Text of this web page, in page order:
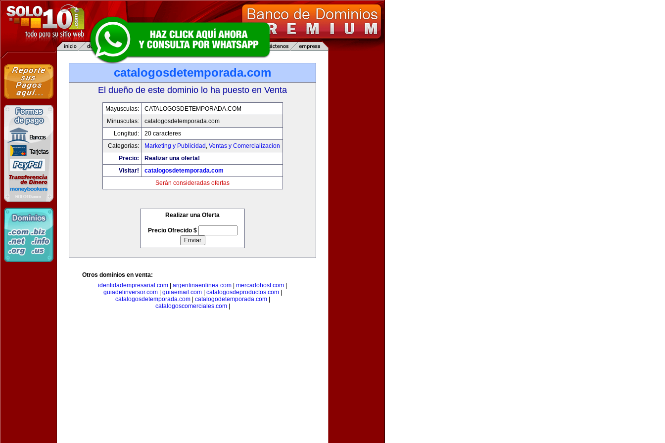
catalogosdetemporada.com
El dueño de este dominio lo ha puesto en Venta
Mayusculas:
CATALOGOSDETEMPORADA.COM
Minusculas:
catalogosdetemporada.com
Longitud:
20 caracteres
Categorias:
Marketing y Publicidad , Ventas y Comercializacion
Precio:
Realizar una oferta!
Visitar!
catalogosdetemporada.com
Serán consideradas ofertas
Realizar una Oferta
Precio Ofrecido $
Otros dominios en venta:
identidadempresarial.com
argentinaenlinea.com mercadohost.com
guiadelinversor.com| guiaemail.com| catalogosdeproductos.com|
catalogosdetemporada.com| catalogodetemporada.com|
catalogoscomerciales.com|